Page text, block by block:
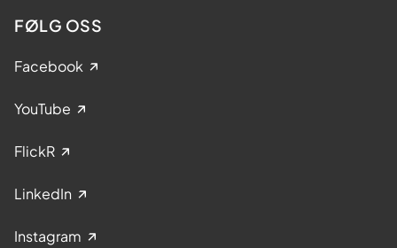
FØLG OSS
Facebook
YouTube
FlickR
LinkedIn
Instagram